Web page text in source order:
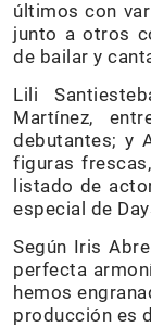
últimos con
junto a otros
de bailar y
Lili
Martínez,
debutantes; y
figuras
listado de
especial de
Según Iris
perfecta
hemos
producción es